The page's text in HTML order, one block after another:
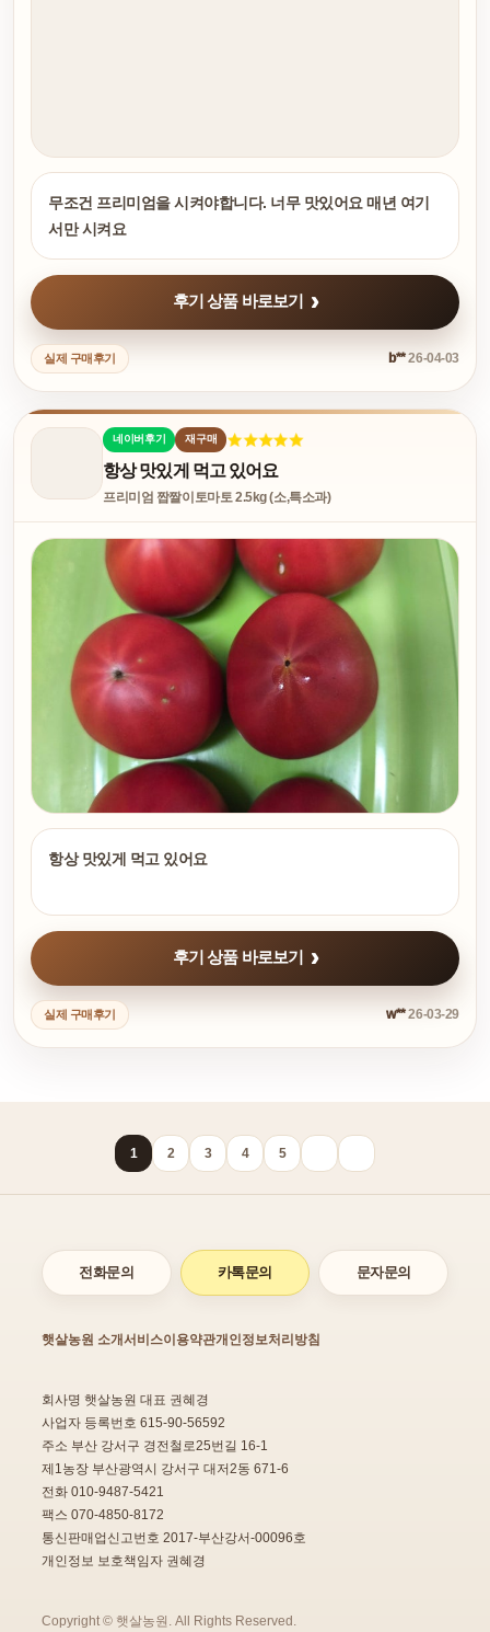
무조건 프리미엄을 시켜야합니다. 너무 맛있어요 매년 여기
서만 시켜요
후기 상품 바로보기
실제 구매후기 b**26-04-03
네이버후기 재구매
항상 맛있게 먹고 있어요
프리미엄 짭짤이토마토 2.5kg (소,특소과)
항상 맛있게 먹고 있어요
후기 상품 바로보기
실제 구매후기 w**26-03-29
1 2 3 4 5
전화문의 카톡문의 문자문의
햇살농원 소개서비스이용약관개인정보처리방침
회사명 햇살농원 대표 권혜경
사업자 등록번호 615-90-56592
주소 부산 강서구 경전철로25번길 16-1
제1농장 부산광역시 강서구 대저2동 671-6
전화 010-9487-5421
팩스 070-4850-8172
통신판매업신고번호 2017-부산강서-00096호
개인정보 보호책임자 권혜경
Copyright © 햇살농원. All Rights Reserved.